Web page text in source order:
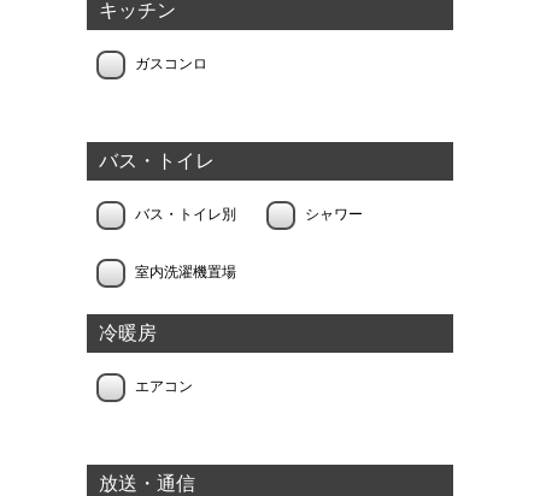
キッチン
ガスコンロ
バス・トイレ
バス・トイレ別 シャワー
室内洗濯機置場
冷暖房
エアコン
放送・通信